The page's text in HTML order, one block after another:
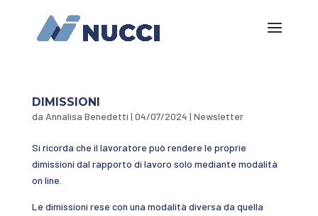
DIMISSIONI
da Annalisa Benedetti | 04/07/2024 | Newsletter
Si ricorda che il lavoratore può rendere le proprie
dimissioni dal rapporto di lavoro solo mediante modalità
on line.
Le dimissioni rese con una modalità diversa da quella